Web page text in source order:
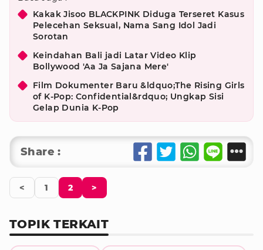
Kakak Jisoo BLACKPINK Diduga Terseret Kasus
Pelecehan Seksual, Nama Sang Idol Jadi
Sorotan
Keindahan Bali jadi Latar Video Klip
Bollywood 'Aa Ja Sajana Mere'
Film Dokumenter Baru &ldquo;The Rising Girls
of K-Pop: Confidential&rdquo; Ungkap Sisi
Gelap Dunia K-Pop
Share :
< 1 2 >
TOPIK TERKAIT